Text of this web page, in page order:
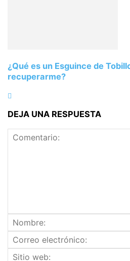
¿Qué es un Esguince de
recuperarme?
DEJA UNA RESPUESTA